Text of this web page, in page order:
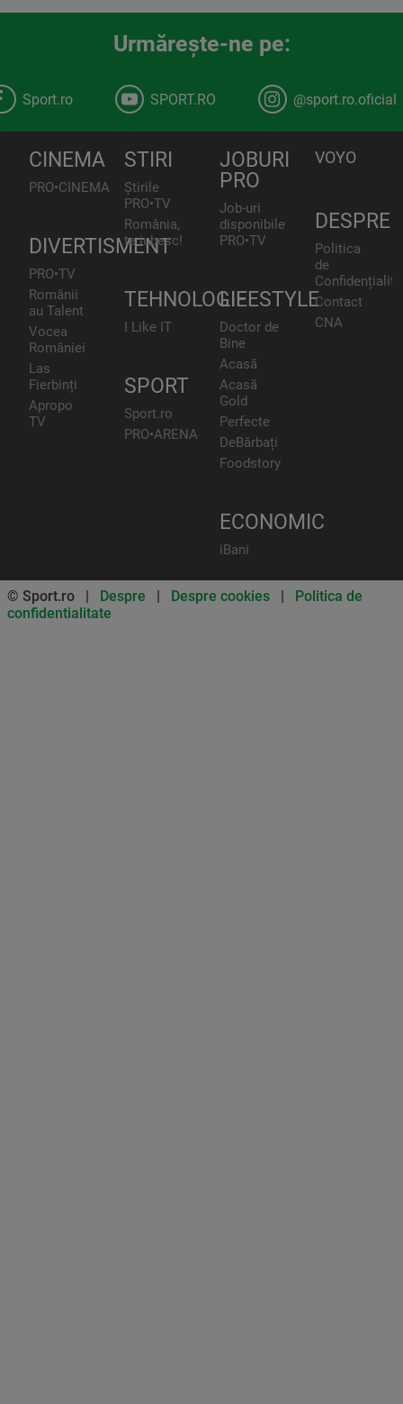
Urmăreşte-ne pe:
Sport.ro SPORT.RO @sport.ro.oficial
CINEMA
PRO•CINEMA
DIVERTISMENT
PRO•TV
Românii
au Talent
Vocea
României
Las
Fierbinți
Apropo
TV
STIRI
Știrile
PRO•TV
România,
te iubesc!
TEHNOLOGIE
I Like IT
SPORT
Sport.ro
PRO•ARENA
JOBURI
PRO
Job-uri
disponibile
PRO•TV
LIFESTYLE
Doctor de
Bine
Acasă
Acasă
Gold
Perfecte
DeBărbați
Foodstory
ECONOMIC
iBani
VOYO
DESPRE
Politica
de
Contact
CNA
© Sport.ro | Despre | Despre cookies | Politica de
confidentialitate